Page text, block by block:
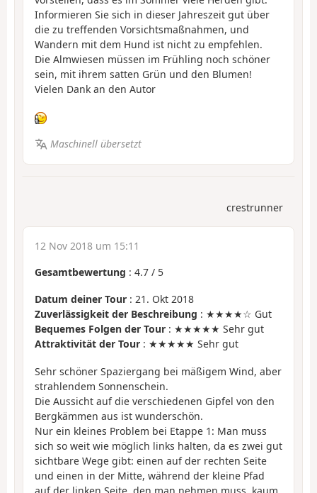
Informieren Sie sich in dieser Jahreszeit gut über
die zu treffenden Vorsichtsmaßnahmen, und
Wandern mit dem Hund ist nicht zu empfehlen.
Die Almwiesen müssen im Frühling noch schöner
sein, mit ihrem satten Grün und den Blumen!
Vielen Dank an den Autor
Maschinell übersetzt
crestrunner
12 Nov 2018 um 15:11
Gesamtbewertung : 4.7 / 5
Datum deiner Tour : 21. Okt 2018
Zuverlässigkeit der Beschreibung : ★★★★☆ Gut
Bequemes Folgen der Tour : ★★★★★ Sehr gut
Attraktivität der Tour : ★★★★★ Sehr gut
Sehr schöner Spaziergang bei mäßigem Wind, aber
strahlendem Sonnenschein.
Die Aussicht auf die verschiedenen Gipfel von den
Bergkämmen aus ist wunderschön.
Nur ein kleines Problem bei Etappe 1: Man muss
sich so weit wie möglich links halten, da es zwei gut
sichtbare Wege gibt: einen auf der rechten Seite
und einen in der Mitte, während der kleine Pfad